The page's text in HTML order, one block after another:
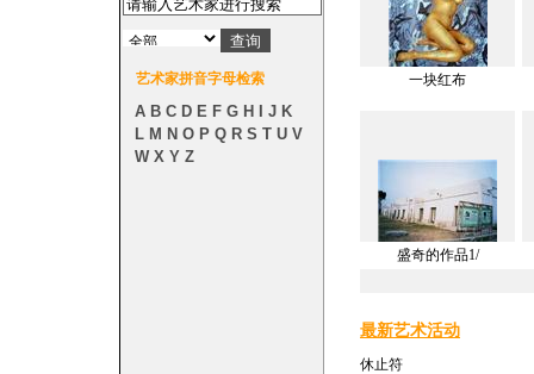
艺术家拼音字母检索
A B C D E F G H J K
L M N O P Q R S T U V
W X Y Z
一块红布
盛奇的作品1/
最新艺术活动
休止符